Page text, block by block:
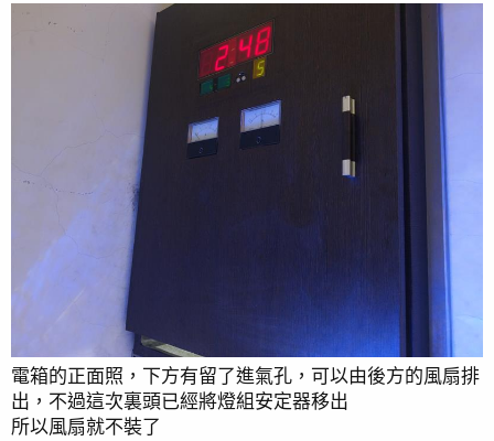
電箱的正面照，下方有留了進氣孔，可以由後方的風扇排
出，不過這次裏頭已經將燈組安定器移出
所以風扇就不裝了